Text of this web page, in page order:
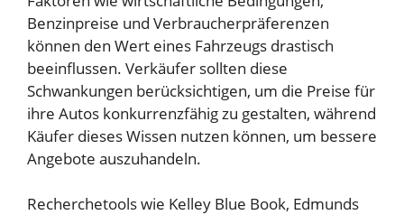
Benzinpreise und Verbraucherpräferenzen
können den Wert eines Fahrzeugs drastisch
beeinflussen. Verkäufer sollten diese
Schwankungen berücksichtigen, um die Preise für
ihre Autos konkurrenzfähig zu gestalten, während
Käufer dieses Wissen nutzen können, um bessere
Angebote auszuhandeln.
Recherchetools wie Kelley Blue Book, Edmunds